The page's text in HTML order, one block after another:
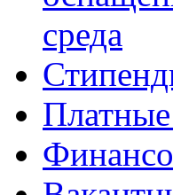
среда
Платные